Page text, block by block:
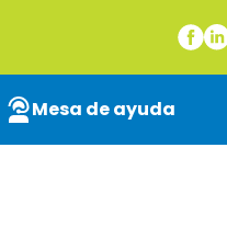
Mesa de ayuda